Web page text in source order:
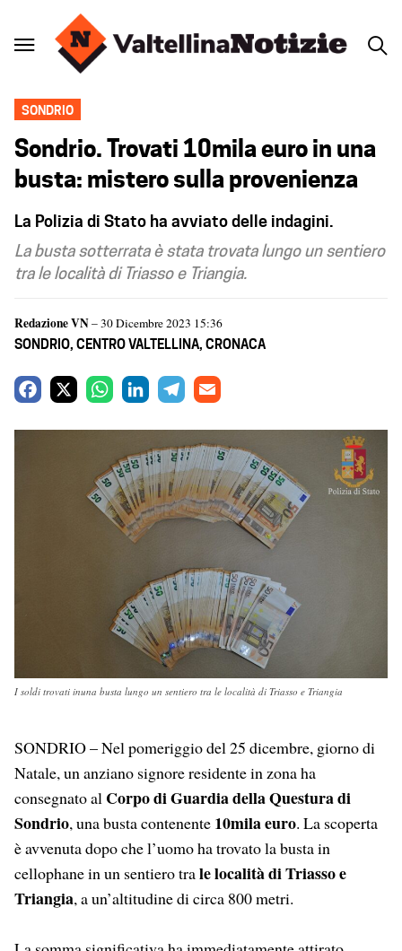
SONDRIO
Sondrio. Trovati 10mila euro in una
busta: mistero sulla provenienza
La Polizia di Stato ha avviato delle indagini.
La busta sotterrata è stata trovata lungo un sentiero
tra le località di Triasso e Triangia.
Redazione VN– 30 Dicembre 2023 15:36
SONDRIO, CENTRO VALTELLINA, CRONACA
t
s
A
k
e
d
n
l
e
g
r
m
a
i
l
I soldi trovati inuna busta lungo un sentiero tra le località di Triasso e Triangia
SONDRIO – Nel pomeriggio del 25 dicembre, giorno di
Natale, un anziano signore residente in zona ha
consegnato al Corpo di Guardia della Questura di
Sondrio, una busta contenente 10mila euro. La scoperta
è avvenuta dopo che l’uomo ha trovato la busta in
cellophane in un sentiero trale località di Triasso e
Triangia, a un’altitudine di circa 800 metri.